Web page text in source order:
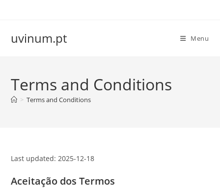
uvinum.pt Menu
Terms and Conditions
> Terms and Conditions
Last updated: 2025-12-18
Aceitação dos Termos